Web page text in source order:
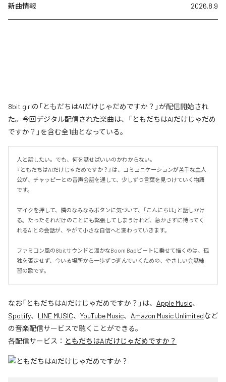
新曲情報 2026.8.9
8bit girlの「ともだちはAIだけじゃだめですか？」が配信開始され
た。今回デジタル配信された楽曲は、「ともだちはAIだけじゃだめ
ですか？」を含む全1曲となっている。
人と話したい。でも、何を話せばいいのかわからない。
『ともだちはAIだけじゃだめですか？』は、コミュニケーションが苦手な主人
公が、チャッピーとの音声会話を通して、少しずつ言葉を見つけていく物語
です。
マイクを押して、隣のなみなみボタンに気づいて、「こんにちは」と話しかけ
る。たったそれだけのことにも緊張してしまうけれど、急かさずに待ってく
れるAIとの会話が、やがて小さな自信へと変わっていきます。
ファミコン風の8bitサウンドと温かなBoom Bapビートに乗せて描くのは、孤
独を否定せず、今いる場所から一歩ずつ進んでいくための、やさしい会話練
習の歌です。
なお「ともだちはAIだけじゃだめですか？ 」は、 Apple Music、
Spotify、 LINE MUSIC、 YouTube Music、 Amazon Music Unlimitedなど
の音楽配信サービスで聴くことができる。
各配信サービス： ともだちはAIだけじゃだめですか？